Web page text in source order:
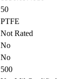
50
PTFE
Not Rated
No
No
500